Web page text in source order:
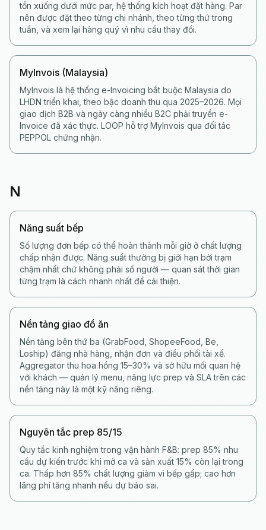
tồn xuống dưới mức par, hệ thống kích hoạt đặt hàng. Par
nên được đặt theo từng chi nhánh, theo từng thứ trong
tuần, và xem lại hàng quý vì nhu cầu thay đổi.
MyInvois (Malaysia)
MyInvois là hệ thống e-Invoicing bắt buộc Malaysia do
LHDN triển khai, theo bậc doanh thu qua 2025–2026. Mọi
giao dịch B2B và ngày càng nhiều B2C phải truyền e-
Invoice đã xác thực. LOOP hỗ trợ MyInvois qua đối tác
PEPPOL chứng nhận.
N
Năng suất bếp
Số lượng đơn bếp có thể hoàn thành mỗi giờ ở chất lượng
chấp nhận được. Năng suất thường bị giới hạn bởi trạm
chậm nhất chứ không phải số người — quan sát thời gian
từng trạm là cách nhanh nhất để cải thiện.
Nền tảng giao đồ ăn
Nền tảng bên thứ ba (GrabFood, ShopeeFood, Be,
Loship) đăng nhà hàng, nhận đơn và điều phối tài xế.
Aggregator thu hoa hồng 15–30% và sở hữu mối quan hệ
với khách — quản lý menu, năng lực prep và SLA trên các
nền tảng này là một kỹ năng riêng.
Nguyên tắc prep 85/15
Quy tắc kinh nghiệm trong vận hành F&B: prep 85% nhu
cầu dự kiến trước khi mở ca và sản xuất 15% còn lại trong
ca. Thấp hơn 85% chất lượng giảm vì bếp gấp; cao hơn
lãng phí tăng nhanh nếu dự báo sai.